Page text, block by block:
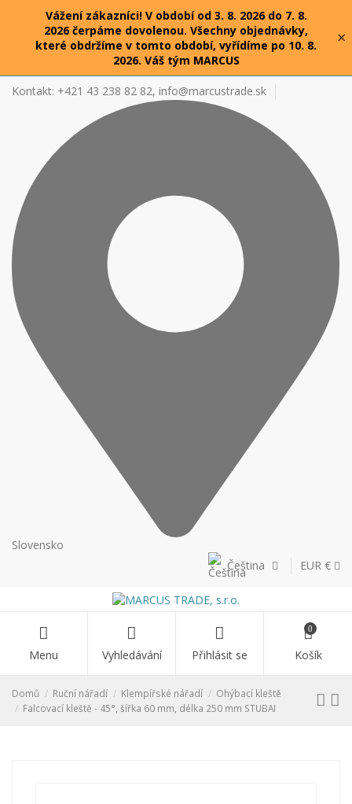
Vážení zákazníci! V období od 3. 8. 2026 do 7. 8.
2026 čerpáme dovolenou. Všechny objednávky,
které obdržíme v tomto období, vyřídíme po 10. 8.
2026. Váš tým MARCUS
×
Kontakt: +421 43 238 82 82, info@marcustrade.sk
Slovensko
Čeština
EUR €
Menu Vyhledávání Přihlásit se
0
Košík
Domů Ruční nářadí Klempířské nářadí
Ohýbací kleště
Falcovací kleště - 45°, šířka 60 mm, délka 250 mm STUBAI